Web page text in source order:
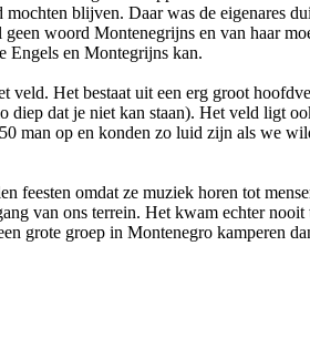
blijven. Daar was de eigenares
woord Montenegrijns en van haar
Engels en Montegrijns kan.
Het bestaat uit een erg groot
dat je niet kan staan). Het veld ligt
man op en konden zo luid zijn als we
feesten omdat ze muziek horen tot
van ons terrein. Het kwam echter
grote groep in Montenegro kamperen